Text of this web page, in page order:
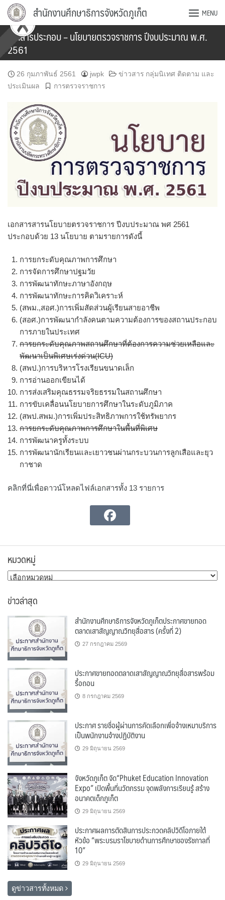
Skip
content
สำนักงานศึกษาธิการจังหวัดภูเก็ต MENU
เอกสารประกอบ – นโยบายตรวจราชการ ปีงบประมาณ พ.ศ.
2561
26 กุมภาพันธ์ 2561 jwpk
ข่าวสาร กลุ่มนิเทศ ติดตาม และ
ประเมินผล
การตรวจราชการ
เอกสารสารนโยบายตรวจราชการ ปีงบประมาณ พศ 2561
ประกอบด้วย 13 นโยบาย ตามรายการดังนี้
การยกระดับคุณภาพการศึกษา
การจัดการศึกษาปฐมวัย
การพัฒนาทักษะภาษาอังกฤษ
การพัฒนาทักษะการคิดวิเคราะห์
(สพม.,สอศ.)การเพิ่มสัดส่วนผู้เรียนสายอาชีพ
(สอศ.)การพัฒนากำลังคนตามความต้องการของสถานประกอบ
การภายในประเทศ
การยกระดับคุณภาพสถานศึกษาที่ต้องการความช่วยเหลือและ
พัฒนาเป็นพิเศษเร่งด่วน(ICU)
(สพป.)การบริหารโรงเรียนขนาดเล็ก
การอ่านออกเขียนได้
การส่งเสริมคุณธรรมจริยธรรมในสถานศึกษา
การขับเคลื่อนนโยบายการศึกษาในระดับภูมิภาค
(สพป.สพม.)การเพิ่มประสิทธิภาพการใช้ทรัพยากร
การยกระดับคุณภาพการศึกษาในพื้นที่พิเศษ
การพัฒนาครูทั้งระบบ
การพัฒนานักเรียนและเยาวชนผ่านกระบวนการลูกเสือและยุว
กาชาด
คลิกที่นี่เพื่อดาวน์โหลดไฟล์เอกสารทั้ง 13 รายการ
หมวดหมู่
หมวด
ข่าวล่าสุด
สำนักงานศึกษาธิการจังหวัดภูเก็ตประกาศขายทอด
ตลาดเสาสัญญาณวิทยุสื่อสาร (ครั้งที่ 2)
27 กรกฎาคม 2569
ประกาศขายทอดตลาดเสาสัญญาณวิทยุสื่อสารพร้อม
รื้อถอน
8 กรกฎาคม 2569
ประกาศ รายชื่อผู้ผ่านการคัดเลือกเพื่อจ้างเหมาบริการ
เป็นพนักงานจ้างปฏิบัติงาน
29 มิถุนายน 2569
จังหวัดภูเก็ต จัด“Phuket Education Innovation
Expo” เปิดพื้นที่นวัตกรรม จุดพลังการเรียนรู้ สร้าง
อนาคตเด็กภูเก็ต
29 มิถุนายน 2569
ประกาศผลการตัดสินการประกวดคลิปวิดีโอภายใต้
หัวข้อ “พระบรมราโชบายด้านการศึกษาของรัชกาลที่
10”
29 มิถุนายน 2569
ดูข่าวสารทั้งหมด